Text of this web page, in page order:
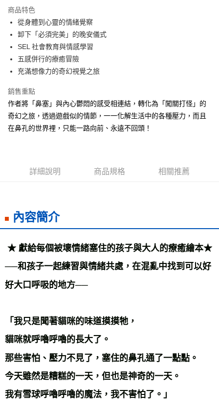
Apple Pay
街口支付
悠遊付
ATM付款
全家取貨付款
每筆NT$50，滿NT$499(含以上)免運費
7-11取貨付款
每筆NT$60，滿NT$799(含以上)免運費
每筆NT$70，滿NT$799(含以上)免運費
離島宅配
每筆NT$200，滿NT$99,999(含以上)免運費
商品特色
從身體到心靈的情緒覺察
卸下「必須完美」的晚安儀式
SEL 社會教育與情感學習
五感併行的療癒冒險
充滿想像力的奇幻視覺之旅
銷售重點
作者將「鼻塞」與內心鬱悶的感受相連結，轉化為「闖關打怪」的
奇幻之旅，透過遊戲似的情節，一一化解生活中的各種壓力，而且
在鼻孔的世界裡，只能一路向前、永遠不回頭！
詳細說明 商品規格 相關推薦
內容簡介
★ 獻給每個被壞情緒塞住的孩子與大人的療癒繪本★
──和孩子一起練習與情緒共處，在混亂中找到可以好
好大口呼吸的地方──
「我只是聞著貓咪的味道摸摸牠，
貓咪就呼嚕呼嚕的長大了。
那些害怕、壓力不見了，塞住的鼻孔通了一點點。
今天雖然是糟糕的一天，但也是神奇的一天。
我有雪球呼嚕呼嚕的魔法，我不害怕了。」